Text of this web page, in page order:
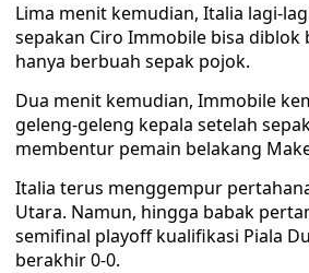
Lima menit kemudian, Italia lagi-
sepakan Ciro Immobile bisa diblok
hanya berbuah sepak pojok.
Dua menit kemudian, Immobile
geleng-geleng kepala setelah
membentur pemain belakang
Italia terus menggempur
Utara. Namun, hingga babak
semifinal playoff kualifikasi Piala
berakhir 0-0.